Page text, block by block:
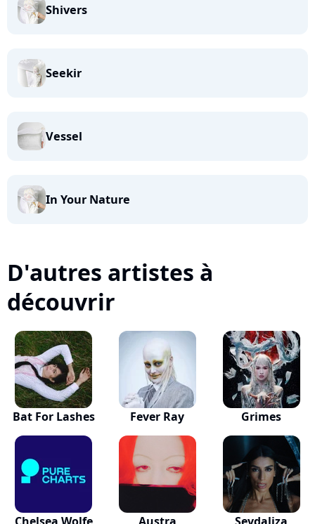
Shivers
Seekir
Vessel
In Your Nature
D'autres artistes à
découvrir
Bat For Lashes Fever Ray Grimes